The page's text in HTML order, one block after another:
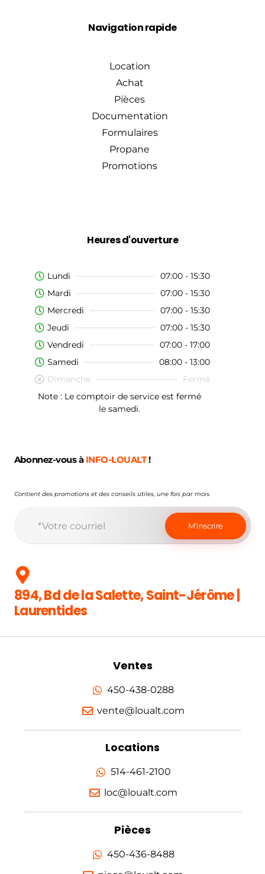
Navigation rapide
Location
Achat
Pièces
Documentation
Formulaires
Propane
Promotions
Heures d'ouverture
Lundi
07:00 - 15:30
Mardi
07:00 - 15:30
Mercredi
07:00 - 15:30
Jeudi
07:00 - 15:30
Vendredi
07:00 - 17:00
Samedi
08:00 - 13:00
Dimanche
Fermé
Note : Le comptoir de service est fermé
le samedi.
Abonnez-vous à INFO-LOUALT!
Contient des promotions et des conseils utiles, une fois par mois.
894, Bd de la Salette, Saint-Jérôme |
Laurentides
Ventes
450-438-0288
vente@loualt.com
Locations
514-461-2100
loc@loualt.com
Pièces
450-436-8488